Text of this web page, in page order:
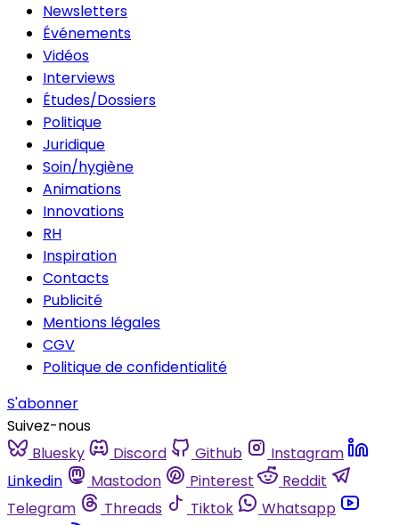
Newsletters
Événements
Vidéos
Interviews
Études/Dossiers
Politique
Juridique
Soin/hygiène
Animations
Innovations
RH
Inspiration
Contacts
Publicité
Mentions légales
CGV
Politique de confidentialité
S'abonner
Suivez-nous
Bluesky
Discord Github
Instagram
Linkedin
Mastodon Pinterest
Reddit
Telegram
Threads Tiktok
Whatsapp